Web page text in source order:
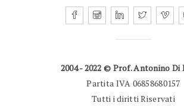
2004 - 2022 © Prof. Antonino Di
Partita IVA 06858680157
Tutti i diritti Riservati